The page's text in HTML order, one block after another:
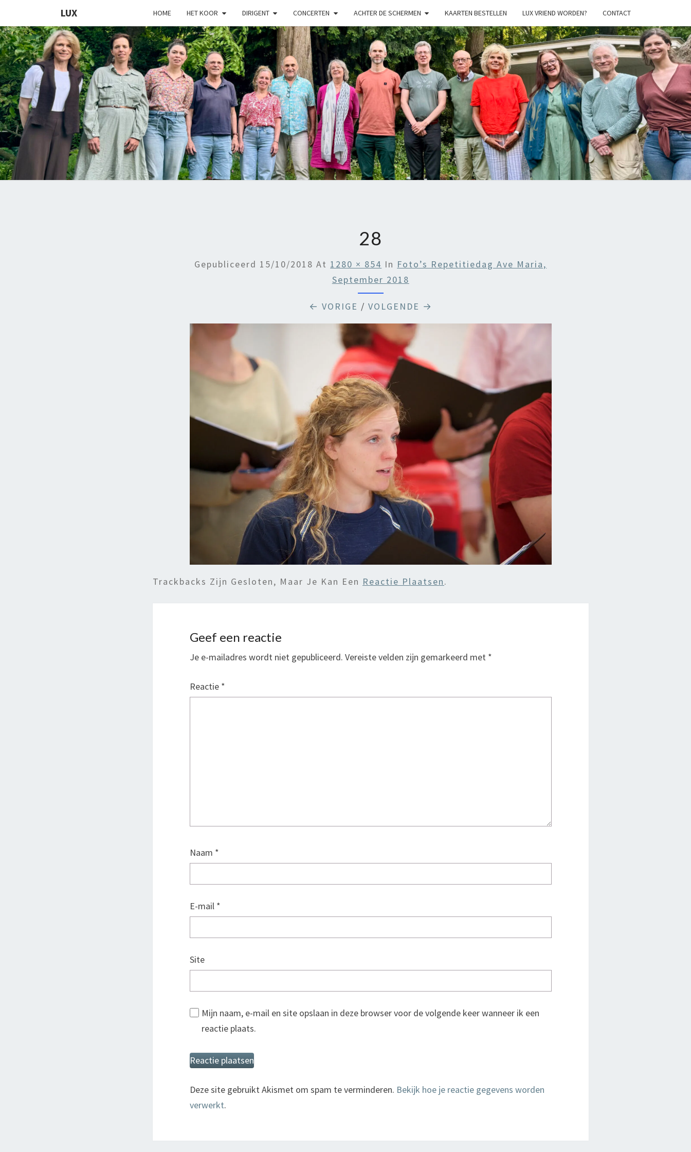
LUX HOME HET KOOR DIRIGENT CONCERTEN ACHTER DE SCHERMEN KAARTEN BESTELLEN LUX VRIEND WORDEN? CONTACT
LUX
Kamerkoor
Onder
Leiding
Van
Angeliki
Ploka
28
Gepubliceerd 15/10/2018 At 1280 × 854 In Foto’s Repetitiedag Ave Maria,
September 2018
← VORIGE / VOLGENDE →
Trackbacks Zijn Gesloten, Maar Je Kan Een Reactie Plaatsen.
Geef een reactie
Je e-mailadres wordt niet gepubliceerd. Vereiste velden zijn gemarkeerd met *
Reactie *
Naam *
E-mail *
Site
Mijn naam, e-mail en site opslaan in deze browser voor de volgende keer wanneer ik een
reactie plaats.
Deze site gebruikt Akismet om spam te verminderen. Bekijk hoe je reactie gegevens worden
verwerkt.